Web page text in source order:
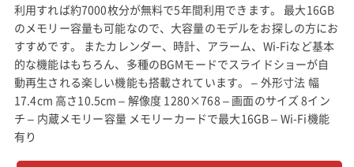
利用すれば約7000枚分が無料で5年間利用できます。 最大16GB
のメモリー容量も可能なので、大容量のモデルをお探しの方にお
すすめです。 またカレンダー、時計、アラーム、Wi-Fiなど基本
的な機能はもちろん、多種のBGMモードでスライドショーが自
動再生される楽しい機能も搭載されています。 – 外形寸法 幅
17.4cm 高さ10.5cm – 解像度 1280×768 – 画面のサイズ 8イン
チ – 内蔵メモリー容量 メモリーカードで最大16GB – Wi-Fi機能
有り